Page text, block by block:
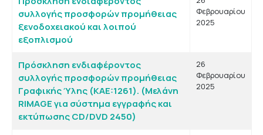
συλλογής προσφορών προμήθειας
ξενοδοχειακού και λοιπού
εξοπλισμού
Φεβρουαρίου
2025
Πρόσκληση ενδιαφέροντος
συλλογής προσφορών προμήθειας
Γραφικής Ύλης (KAE:1261). (Μελάνη
RIMAGE για σύστημα εγγραφής και
εκτύπωσης CD/DVD 2450)
26
Φεβρουαρίου
2025